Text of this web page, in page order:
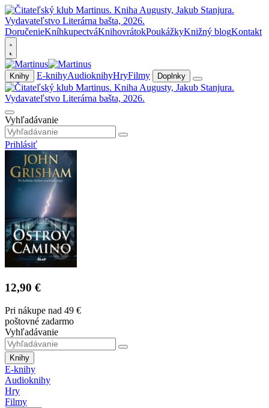
DoručenieKníhkupectváKnihovrátokPoukážkyKnižný blogKontakt
Knihy E-knihyAudioknihyHryFilmy Doplnky
Vyhľadávanie
Prihlásiť
12,90 €
Pri nákupe nad 49 €
poštovné zadarmo
Vyhľadávanie
Knihy
E-knihy
Audioknihy
Hry
Filmy